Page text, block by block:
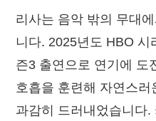
리사는 음악 밖의 무대
니다. 2025년도 HBO 시
즌3 출연으로 연기에 도
호흡을 훈련해 자연스
과감히 드러내었습니다.